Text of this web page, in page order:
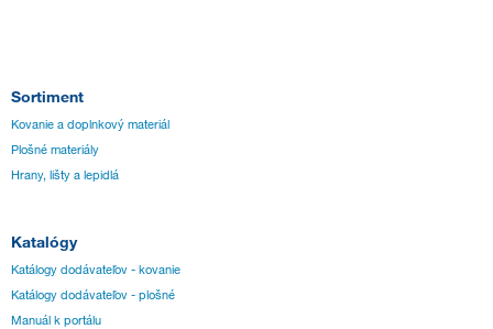
Sortiment
Kovanie a doplnkový materiál
Plošné materiály
Hrany, lišty a lepidlá
Katalógy
Katálogy dodávateľov - kovanie
Katálogy dodávateľov - plošné
Manuál k portálu